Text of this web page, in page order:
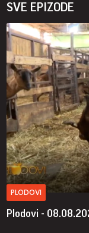
SVE EPIZODE
PLODOVI
Plodovi -